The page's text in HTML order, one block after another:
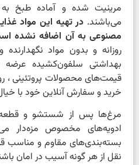
مرینیت شده و آماده طبخ
می‌باشند. در تهیه این مواد
مصنوعی به آن اضافه نشده
روزانه و بدون مواد
بهداشتی سلفون‌کشیده عرضه
قیمت‌های محصولات پروتئینی ،
خرید و سفارش آنلاین خود با
مرغ‌ها پس از شستشو و
ادویه‌های مخصوص مزه‌دار
بسته‌بندی‌های مقاوم و مناسب
نقل از هر گونه آسیب در امان